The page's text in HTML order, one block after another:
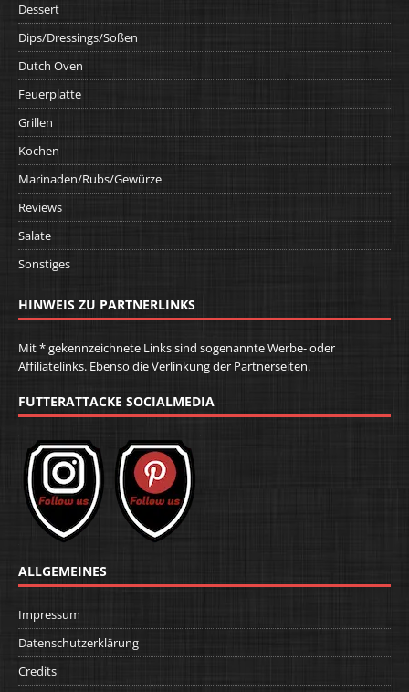
Dessert
Dips/Dressings/Soßen
Dutch Oven
Feuerplatte
Grillen
Kochen
Marinaden/Rubs/Gewürze
Reviews
Salate
Sonstiges
HINWEIS ZU PARTNERLINKS
Mit * gekennzeichnete Links sind sogenannte Werbe- oder
Affiliatelinks. Ebenso die Verlinkung der Partnerseiten.
FUTTERATTACKE SOCIALMEDIA
ALLGEMEINES
Impressum
Datenschutzerklärung
Credits